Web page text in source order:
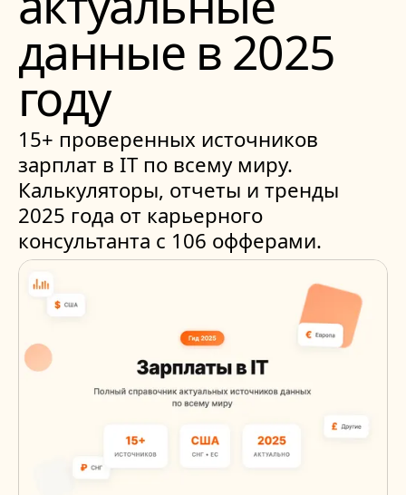
данные в 2025
году
15+ проверенных источников
зарплат в IT по всему миру.
Калькуляторы, отчеты и тренды
2025 года от карьерного
консультанта с 106 офферами.